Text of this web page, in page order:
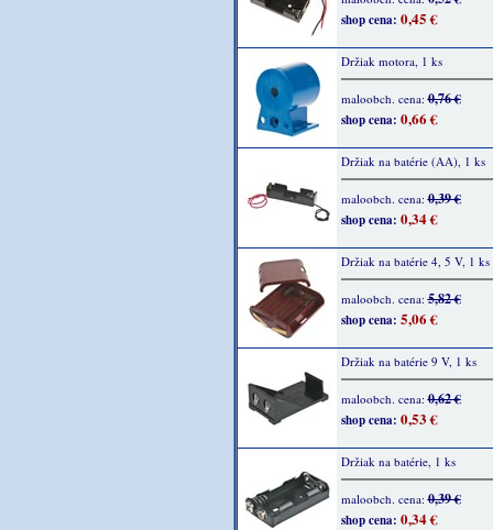
shop cena: 0,45 €
Držiak motora, 1 ks
maloobch. cena:0,76 €
shop cena: 0,66 €
Držiak na batérie (AA), 1 ks
maloobch. cena:0,39 €
shop cena: 0,34 €
Držiak na batérie 4, 5 V, 1 ks
maloobch. cena:5,82 €
shop cena: 5,06 €
Držiak na batérie 9 V, 1 ks
maloobch. cena:0,62 €
shop cena: 0,53 €
Držiak na batérie, 1 ks
maloobch. cena:0,39 €
shop cena: 0,34 €